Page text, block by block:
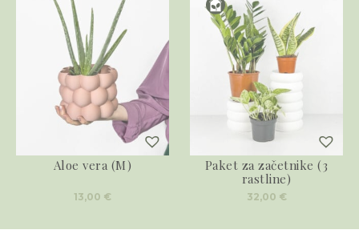
Aloe vera (M)
13,00 €
Paket za začetnike (3
rastline)
32,00 €